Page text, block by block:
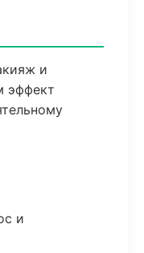
и
эффект
и